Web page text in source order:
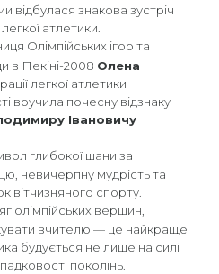
відбулася знакова зустріч
атлетики.
Олімпійських ігор та
в Пекіні-2008 Олена
легкої атлетики
вручила почесну відзнаку
Івановичу
глибокої шани за
невичерпну мудрість та
вітчизняного спорту.
олімпійських вершин,
вчителю — це найкраще
будується не лише на силі
поколінь.